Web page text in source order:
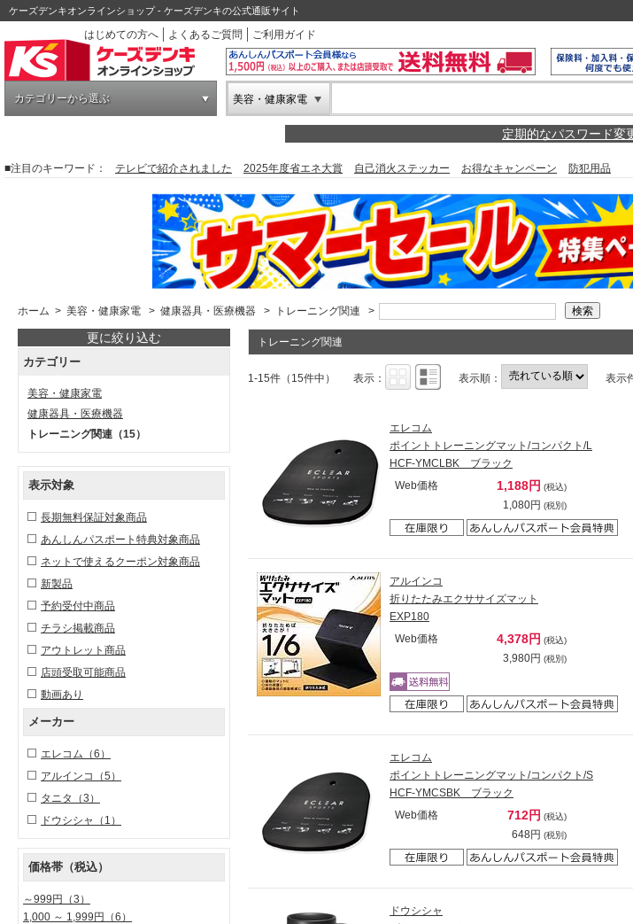
ケーズデンキオンラインショップ - ケーズデンキの公式通販サイト
はじめての方へ
よくあるご質問 ご利用ガイド
カテゴリーから選ぶ 美容・健康家電
定期的なパスワード変
■注目のキーワード： テレビで紹介されました 2025年度省エネ大賞 自己消火ステッカー お得なキャンペーン 防犯用品
ホーム > 美容・健康家電 > 健康器具・医療機器 > トレーニング関連 >
更に絞り込む
カテゴリー
美容・健康家電
健康器具・医療機器
トレーニング関連 （15）
表示対象
長期無料保証対象商品
あんしんパスポート特典対象商品
ネットで使えるクーポン対象商品
新製品
予約受付中商品
チラシ掲載商品
アウトレット商品
店頭受取可能商品
動画あり
メーカー
エレコム （6）
アルインコ
（5）
タニタ
（3）
ドウシシャ
（1）
価格帯（税込）
～999円
（3）
1,000 ～ 1,999円
（6）
トレーニング関連
1-15件（15件中） 表示： 表示順： 表示
エレコム
ポイントトレーニングマット/コンパクト/L
HCF-YMCLBK ブラック
Web価格
1,188円 (税込)
1,080円 (税別)
アルインコ
折りたたみエクササイズマット
EXP180
Web価格
4,378円 (税込)
3,980円 (税別)
エレコム
ポイントトレーニングマット/コンパクト/S
HCF-YMCSBK ブラック
Web価格
712円 (税込)
648円 (税別)
ドウシシャ